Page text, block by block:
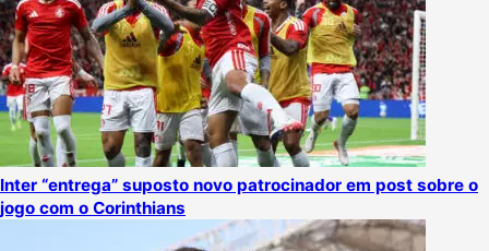
Inter “entrega” suposto novo patrocinador em post sobre o
jogo com o Corinthians